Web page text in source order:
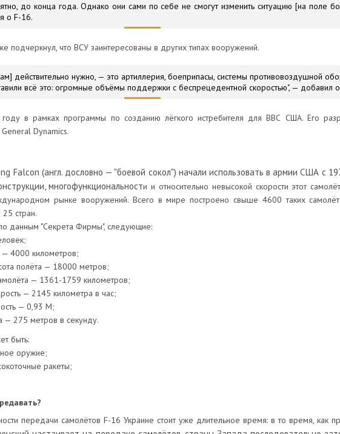
до конца года. Однако они сами по себе не смогут изменить ситуацию [на поле
о F-16.
подчеркнул, что ВСУ заинтересованы в других типах вооружений.
действительно нужно, — это артиллерия, боеприпасы, системы противовоздушной
всё это: огромные объёмы поддержки с беспрецедентной скоростью", — добавил
в рамках программы по созданию лёгкого истребителя для ВВС США. Его
Dynamics.
Falcon (англ. дословно — "боевой сокол") начали использовать в армии США с
многофункциональности и относительно невысокой скорости этот
рынке вооружений. Всего в мире построено свыше 4600 таких
стран.
данным "Секрета Фирмы", следующие:
— 4000 километров;
полёта — 18000 метров;
— 1361-1759 километров;
— 2145 километра в час;
— 0,93 М;
— 275 метров в секунду.
быть:
оружие;
ракеты;
передачи самолётов F-16 Украине стоит уже длительное время: в то время, как